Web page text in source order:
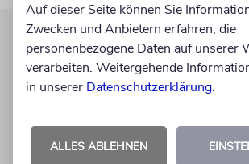
Auf dieser Seite können Sie
Zwecken und Anbietern erfahren, die
personenbezogene Daten auf unserer
verarbeiten. Weitergehende
in unserer Datenschutzerklärung.
ALLES ABLEHNEN